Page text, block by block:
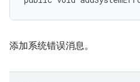
添加系统错误消息。